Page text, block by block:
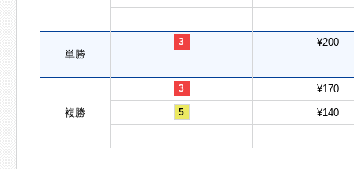
単勝
3 ¥200
複勝
3 ¥170
5 ¥140